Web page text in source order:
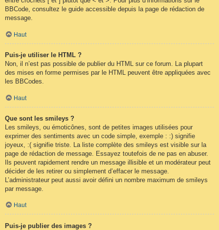
BBCode, consultez le guide accessible depuis la page de rédaction de
message.
Haut
Puis-je utiliser le HTML ?
Non, il n’est pas possible de publier du HTML sur ce forum. La plupart
des mises en forme permises par le HTML peuvent être appliquées avec
les BBCodes.
Haut
Que sont les smileys ?
Les smileys, ou émoticônes, sont de petites images utilisées pour
exprimer des sentiments avec un code simple, exemple : :) signifie
joyeux, :( signifie triste. La liste complète des smileys est visible sur la
page de rédaction de message. Essayez toutefois de ne pas en abuser.
Ils peuvent rapidement rendre un message illisible et un modérateur peut
décider de les retirer ou simplement d’effacer le message.
L’administrateur peut aussi avoir défini un nombre maximum de smileys
par message.
Haut
Puis-je publier des images ?